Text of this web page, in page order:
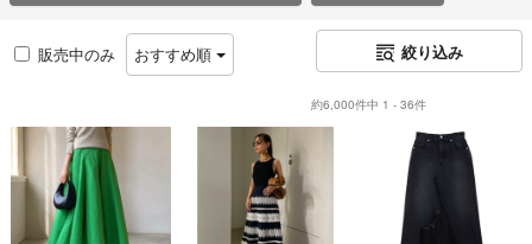
販売中のみ おすすめ順 絞り込み
約6,000件中 1 - 36件